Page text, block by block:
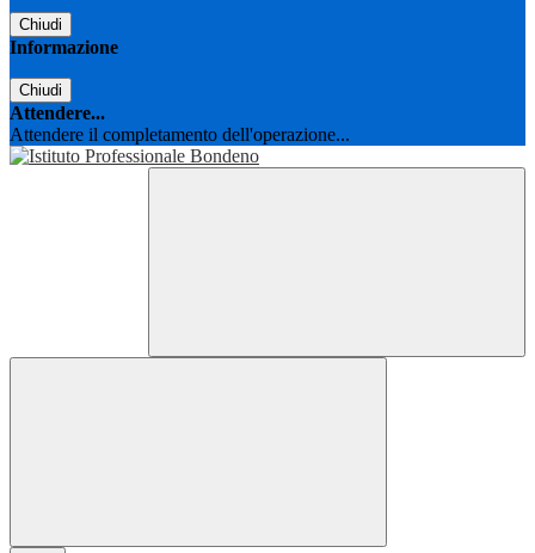
Chiudi
Informazione
Chiudi
Attendere...
Attendere il completamento dell'operazione...